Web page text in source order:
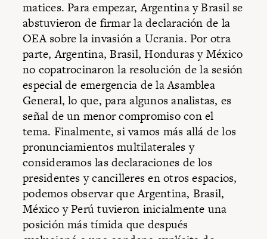
matices. Para empezar, Argentina y Brasil se
abstuvieron de firmar la declaración de la
OEA sobre la invasión a Ucrania. Por otra
parte, Argentina, Brasil, Honduras y México
no copatrocinaron la resolución de la sesión
especial de emergencia de la Asamblea
General, lo que, para algunos analistas, es
señal de un menor compromiso con el
tema. Finalmente, si vamos más allá de los
pronunciamientos multilaterales y
consideramos las declaraciones de los
presidentes y cancilleres en otros espacios,
podemos observar que Argentina, Brasil,
México y Perú tuvieron inicialmente una
posición más tímida que después